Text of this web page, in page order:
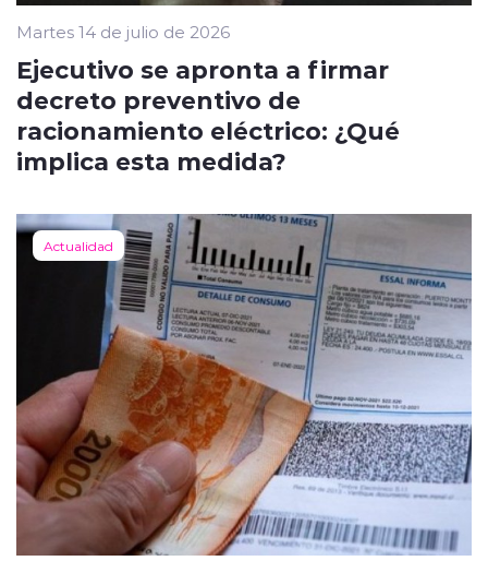
Martes 14 de julio de 2026
Ejecutivo se apronta a firmar
decreto preventivo de
racionamiento eléctrico: ¿Qué
implica esta medida?
Actualidad